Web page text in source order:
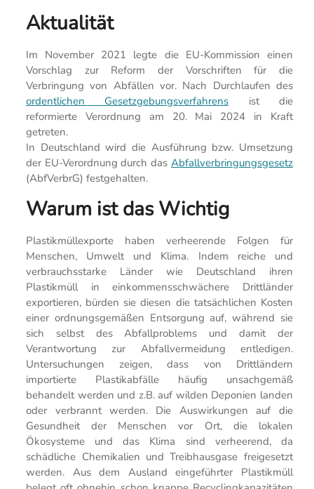
Aktualität
Im November 2021 legte die EU-Kommission einen
Vorschlag zur Reform der Vorschriften für die
Verbringung von Abfällen vor. Nach Durchlaufen des
ordentlichen Gesetzgebungsverfahrens ist die
reformierte Verordnung am 20. Mai 2024 in Kraft
getreten.
In Deutschland wird die Ausführung bzw. Umsetzung
der EU-Verordnung durch das Abfallverbringungsgesetz
(AbfVerbrG) festgehalten.
Warum ist das Wichtig
Plastikmüllexporte haben verheerende Folgen für
Menschen, Umwelt und Klima. Indem reiche und
verbrauchsstarke Länder wie Deutschland ihren
Plastikmüll in einkommensschwächere Drittländer
exportieren, bürden sie diesen die tatsächlichen Kosten
einer ordnungsgemäßen Entsorgung auf, während sie
sich selbst des Abfallproblems und damit der
Verantwortung zur Abfallvermeidung entledigen.
Untersuchungen zeigen, dass von Drittländern
importierte Plastikabfälle häufig unsachgemäß
behandelt werden und z.B. auf wilden Deponien landen
oder verbrannt werden. Die Auswirkungen auf die
Gesundheit der Menschen vor Ort, die lokalen
Ökosysteme und das Klima sind verheerend, da
schädliche Chemikalien und Treibhausgase freigesetzt
werden. Aus dem Ausland eingeführter Plastikmüll